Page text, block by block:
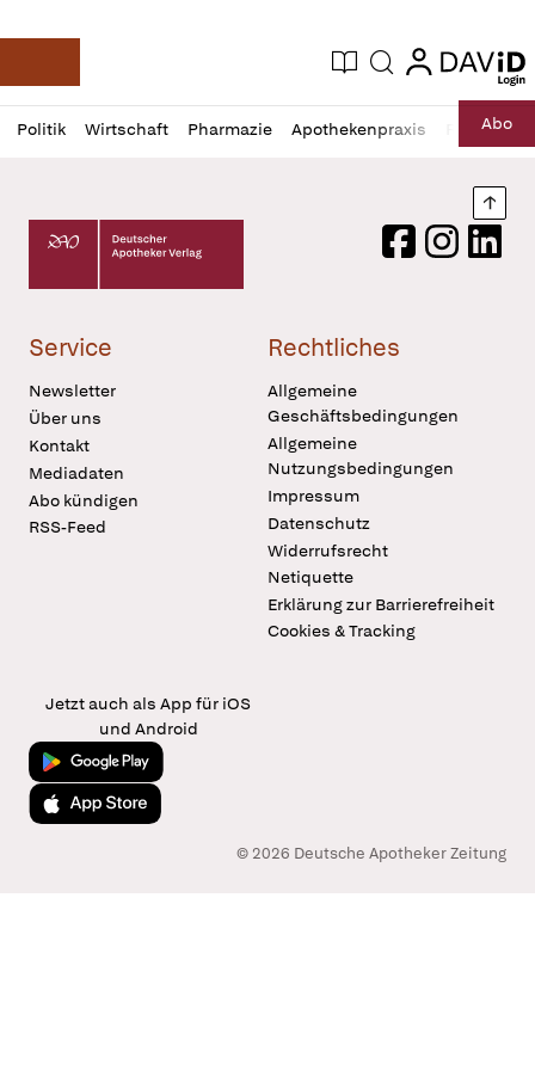
Deutsche Apotheker Zeitung
Aktuelle Ausgabe
Suche login
login
Politik Wirtschaft Pharmazie Apothekenpraxis RechtAbo
Profil
öffnen
Daz
Pur
Deutscher Apotheker Verlag Logo
FacebookInstagram
Service
Newsletter
Über uns
Kontakt
Mediadaten
Abo kündigen
RSS-Feed
Rechtliches
Allgemeine
Geschäftsbedingungen
Allgemeine
Nutzungsbedingungen
Impressum
Datenschutz
Widerrufsrecht
Netiquette
Erklärung zur Barrierefreiheit
Cookies & Tracking
Jetzt auch als App für iOS
und Android
Jetzt bei Google Play
Laden im App Store
© 2026 Deutsche Apotheker Zeitung